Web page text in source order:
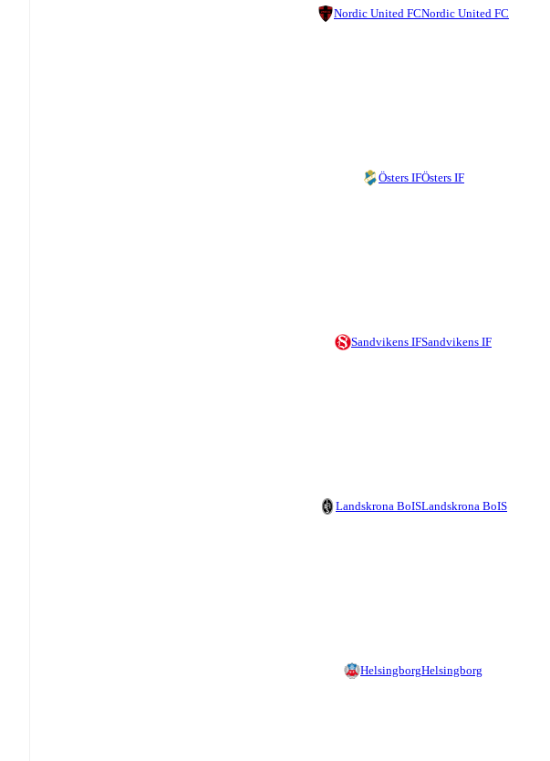
Nordic United FCNordic United FC
Östers IFÖsters IF
Sandvikens IFSandvikens IF
Landskrona BoISLandskrona BoIS
HelsingborgHelsingborg